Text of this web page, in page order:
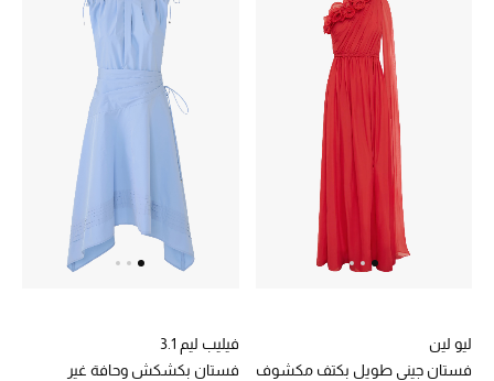
عرض جميع المنتجات
الموسم الجديد
ما وصلنا حديثاً
حصريًا عبر الإنترنت
ليو لين
فستان جيني طويل بكتف مكشوف
فيليب ليم 3.1
فستان بكشكش وحافة غير